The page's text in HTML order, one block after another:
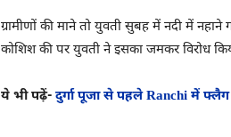
ग्रामीणों की माने तो युवती सुबह में नदी में
कोशिश की पर युवती ने इसका जमकर विरोध
ये भी पढ़ें- दुर्गा पूजा से पहले Ranchi में फ्लैग